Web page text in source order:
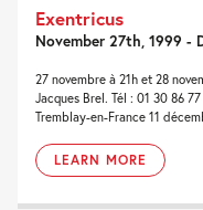
Exentricus
November 27th, 1999 -
27 novembre à 21h et 28
Jacques Brel. Tél : 01 30 86
Tremblay-en-France 11
LEARN MORE